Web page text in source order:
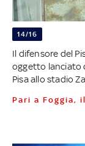
14/16
Il difensore del
oggetto lanciato
Pisa allo stadio
Pari a